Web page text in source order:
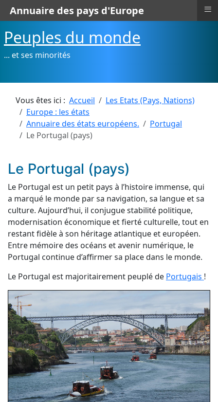
Peuples du monde
... et ses minorités
Vous êtes ici : Accueil
Les Etats (Pays, Nations)
Europe : les états
Annuaire des états européens.
Portugal
Le Portugal (pays)
Le Portugal (pays)
Le Portugal est un petit pays à l’histoire immense, qui
a marqué le monde par sa navigation, sa langue et sa
culture. Aujourd’hui, il conjugue stabilité politique,
modernisation économique et fierté culturelle, tout en
restant fidèle à son héritage atlantique et européen.
Entre mémoire des océans et avenir numérique, le
Portugal continue d’affirmer sa place dans le monde.
Le Portugal est majoritairement peuplé de Portugais !
Annuaire des pays d'Europe ≡